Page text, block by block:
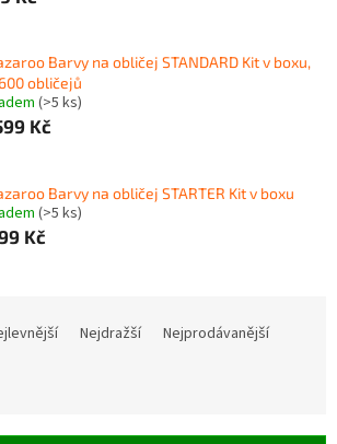
Barvy na obličej STANDARD Kit v boxu,
obličejů
(>5 ks)
Kč
Barvy na obličej STARTER Kit v boxu
(>5 ks)
Kč
Nejdražší
Nejprodávanější